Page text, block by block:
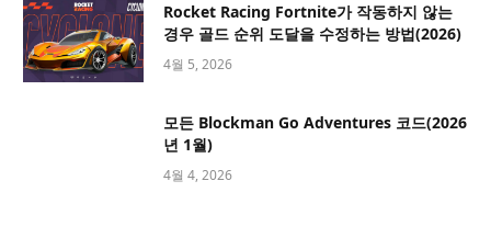
Rocket Racing Fortnite가 작동하지 않는
경우 골드 순위 도달을 수정하는 방법(2026)
4월 5, 2026
모든 Blockman Go Adventures 코드(2026
년 1월)
4월 4, 2026